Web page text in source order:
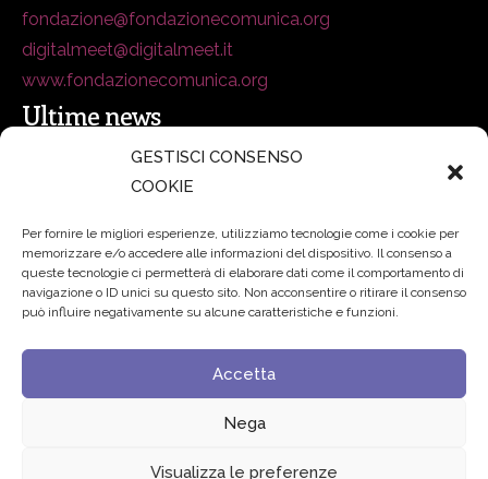
GESTISCI CONSENSO
COOKIE
Per fornire le migliori esperienze, utilizziamo tecnologie come i cookie per
memorizzare e/o accedere alle informazioni del dispositivo. Il consenso a
queste tecnologie ci permetterà di elaborare dati come il comportamento di
navigazione o ID unici su questo sito. Non acconsentire o ritirare il consenso
può influire negativamente su alcune caratteristiche e funzioni.
Accetta
Nega
Visualizza le preferenze
fondazione@fondazionecomunica.org
digitalmeet@digitalmeet.it
www.fondazionecomunica.org
Ultime news
secsolutionforum 2026: è Bologna la nuova capitale
Padre Benanti: «Intelligenza artificiale? Contro i nuovi
algoritmi del potere serve una governance condivisa»
Edvance – Digital Education Hub Higher Education